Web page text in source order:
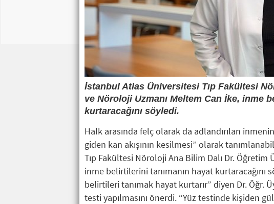
İstanbul Atlas Üniversitesi Tıp Fakültesi
ve Nöroloji Uzmanı Meltem Can İke, inme
kurtaracağını söyledi.
Halk arasında felç olarak da adlandırılan
giden kan akışının kesilmesi” olarak
Tıp Fakültesi Nöroloji Ana Bilim Dalı Dr.
inme belirtilerini tanımanın hayat kurtaracağını
belirtileri tanımak hayat kurtarır” diyen Dr. Öğr.
testi yapılmasını önerdi. “Yüz testinde kişiden